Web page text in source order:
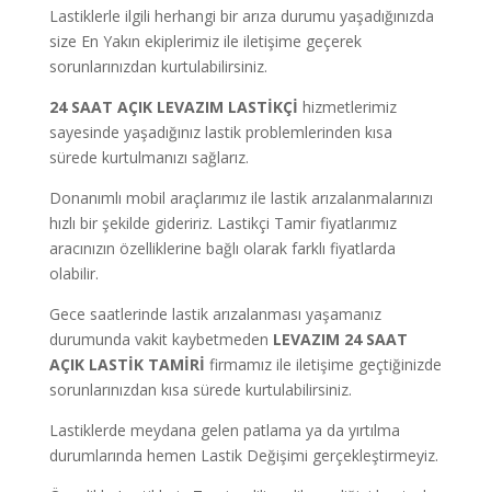
Lastiklerle ilgili herhangi bir arıza durumu yaşadığınızda
size En Yakın ekiplerimiz ile iletişime geçerek
sorunlarınızdan kurtulabilirsiniz.
24 SAAT AÇIK LEVAZIM LASTİKÇİ hizmetlerimiz
sayesinde yaşadığınız lastik problemlerinden kısa
sürede kurtulmanızı sağlarız.
Donanımlı mobil araçlarımız ile lastik arızalanmalarınızı
hızlı bir şekilde gideririz. Lastikçi Tamir fiyatlarımız
aracınızın özelliklerine bağlı olarak farklı fiyatlarda
olabilir.
Gece saatlerinde lastik arızalanması yaşamanız
durumunda vakit kaybetmeden LEVAZIM 24 SAAT
AÇIK LASTİK TAMİRİ firmamız ile iletişime geçtiğinizde
sorunlarınızdan kısa sürede kurtulabilirsiniz.
Lastiklerde meydana gelen patlama ya da yırtılma
durumlarında hemen Lastik Değişimi gerçekleştirmeyiz.